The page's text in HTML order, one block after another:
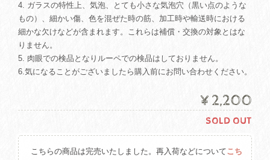
4. ガラスの特性上、気泡、とても小さな気泡穴（黒い点のような
もの）、細かい傷、色を混ぜた時の筋、加工時や輸送時における
細かな欠けなどが含まれます。これらは補償・交換の対象とはな
りません。
5. 肉眼での検品となりルーペでの検品はしておりません。
6.気になることがございましたら購入前にお問い合わせください。
¥2,200
SOLD OUT
こちらの商品は完売いたしました。再入荷などについてこち